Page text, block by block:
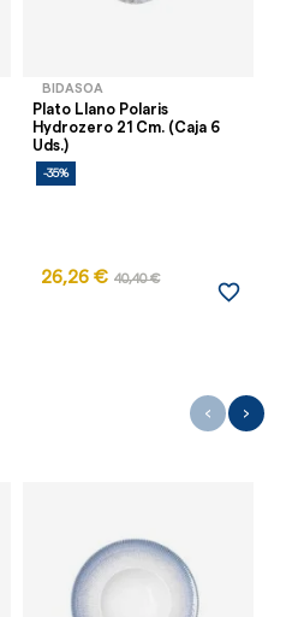
BIDASOA
Plato Llano Polaris
Hydrozero 21 Cm. (Caja 6
Uds.)
-35%
26,26 € 40,40 €
favorite_border
‹ ›